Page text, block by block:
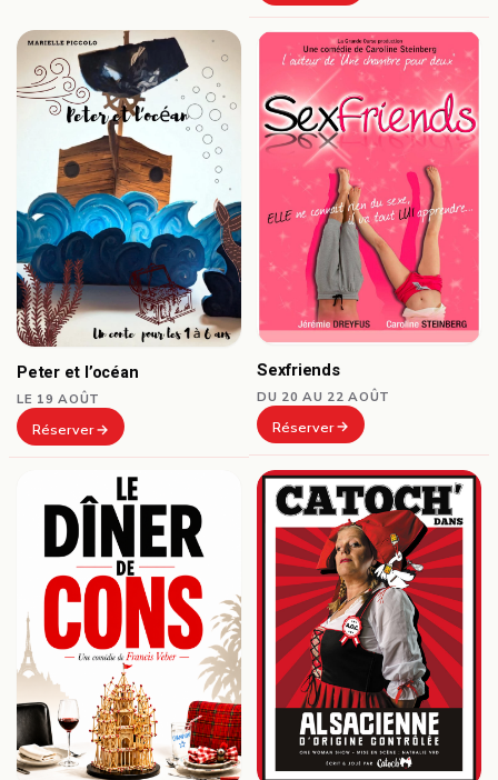
Peter et l’océan
LE 19 AOÛT
Réserver
Sexfriends
DU 20 AU 22 AOÛT
Réserver